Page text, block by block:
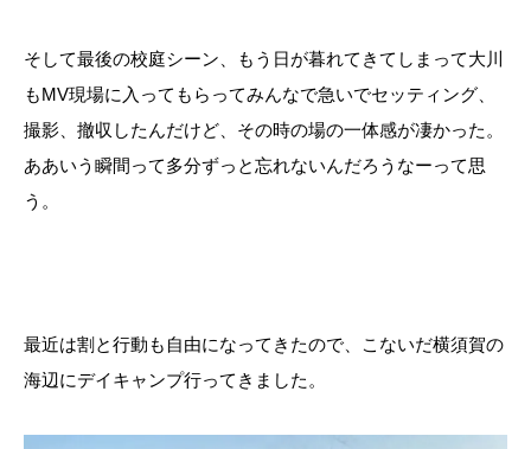
そして最後の校庭シーン、もう日が暮れてきてしまって大川
もMV現場に入ってもらってみんなで急いでセッティング、
撮影、撤収したんだけど、その時の場の一体感が凄かった。
ああいう瞬間って多分ずっと忘れないんだろうなーって思
う。
最近は割と行動も自由になってきたので、こないだ横須賀の
海辺にデイキャンプ行ってきました。